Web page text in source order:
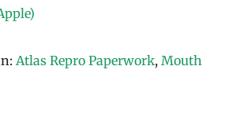
Atlas Repro Paperwork, Mouth